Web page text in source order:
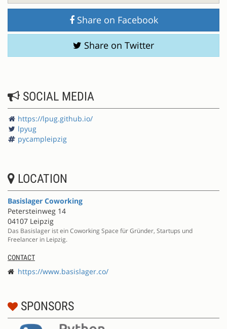
Share on Facebook
Share on Twitter
SOCIAL MEDIA
https://lpug.github.io/
lpyug
pycampleipzig
LOCATION
Basislager Coworking
Petersteinweg 14
04107 Leipzig
Das Basislager ist ein Coworking Space für Gründer, Startups und
Freelancer in Leipzig.
CONTACT
https://www.basislager.co/
SPONSORS